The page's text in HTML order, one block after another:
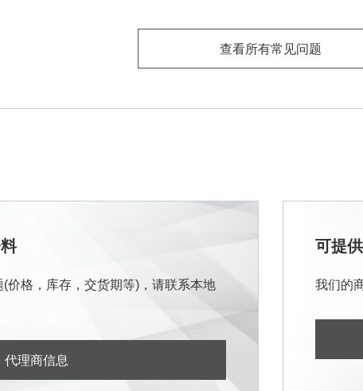
查看所有常见问题
价格，库存，交货期等)，请联系本地
代理商信息
可提
我们的